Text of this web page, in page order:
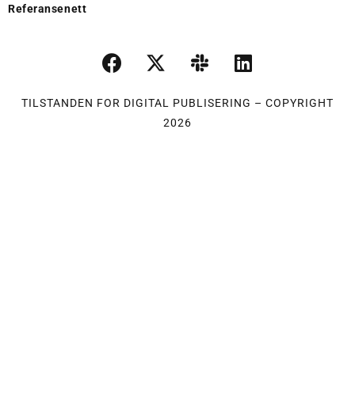
Referansenett
TILSTANDEN FOR DIGITAL PUBLISERING – COPYRIGHT
2026